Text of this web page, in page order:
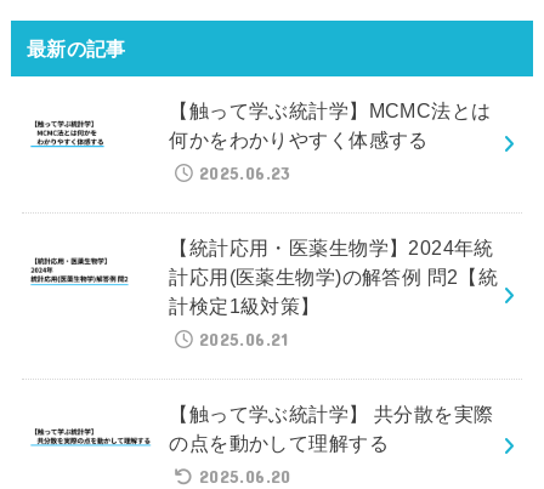
最新の記事
【触って学ぶ統計学】MCMC法とは
何かをわかりやすく体感する
2025.06.23
【統計応用・医薬生物学】2024年統
計応用(医薬生物学)の解答例 問2【統
計検定1級対策】
2025.06.21
【触って学ぶ統計学】 共分散を実際
の点を動かして理解する
2025.06.20